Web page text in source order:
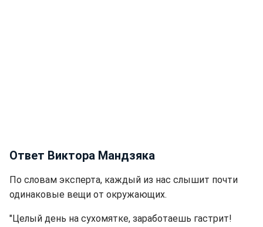
Ответ Виктора Мандзяка
По словам эксперта, каждый из нас слышит почти
одинаковые вещи от окружающих.
"Целый день на сухомятке, заработаешь гастрит!